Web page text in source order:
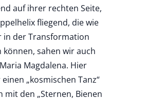
auf ihrer rechten Seite,
fliegend, die wie
in der Transformation
können, sahen wir auch
Magdalena. Hier
„kosmischen Tanz“
mit den „Sternen, Bienen